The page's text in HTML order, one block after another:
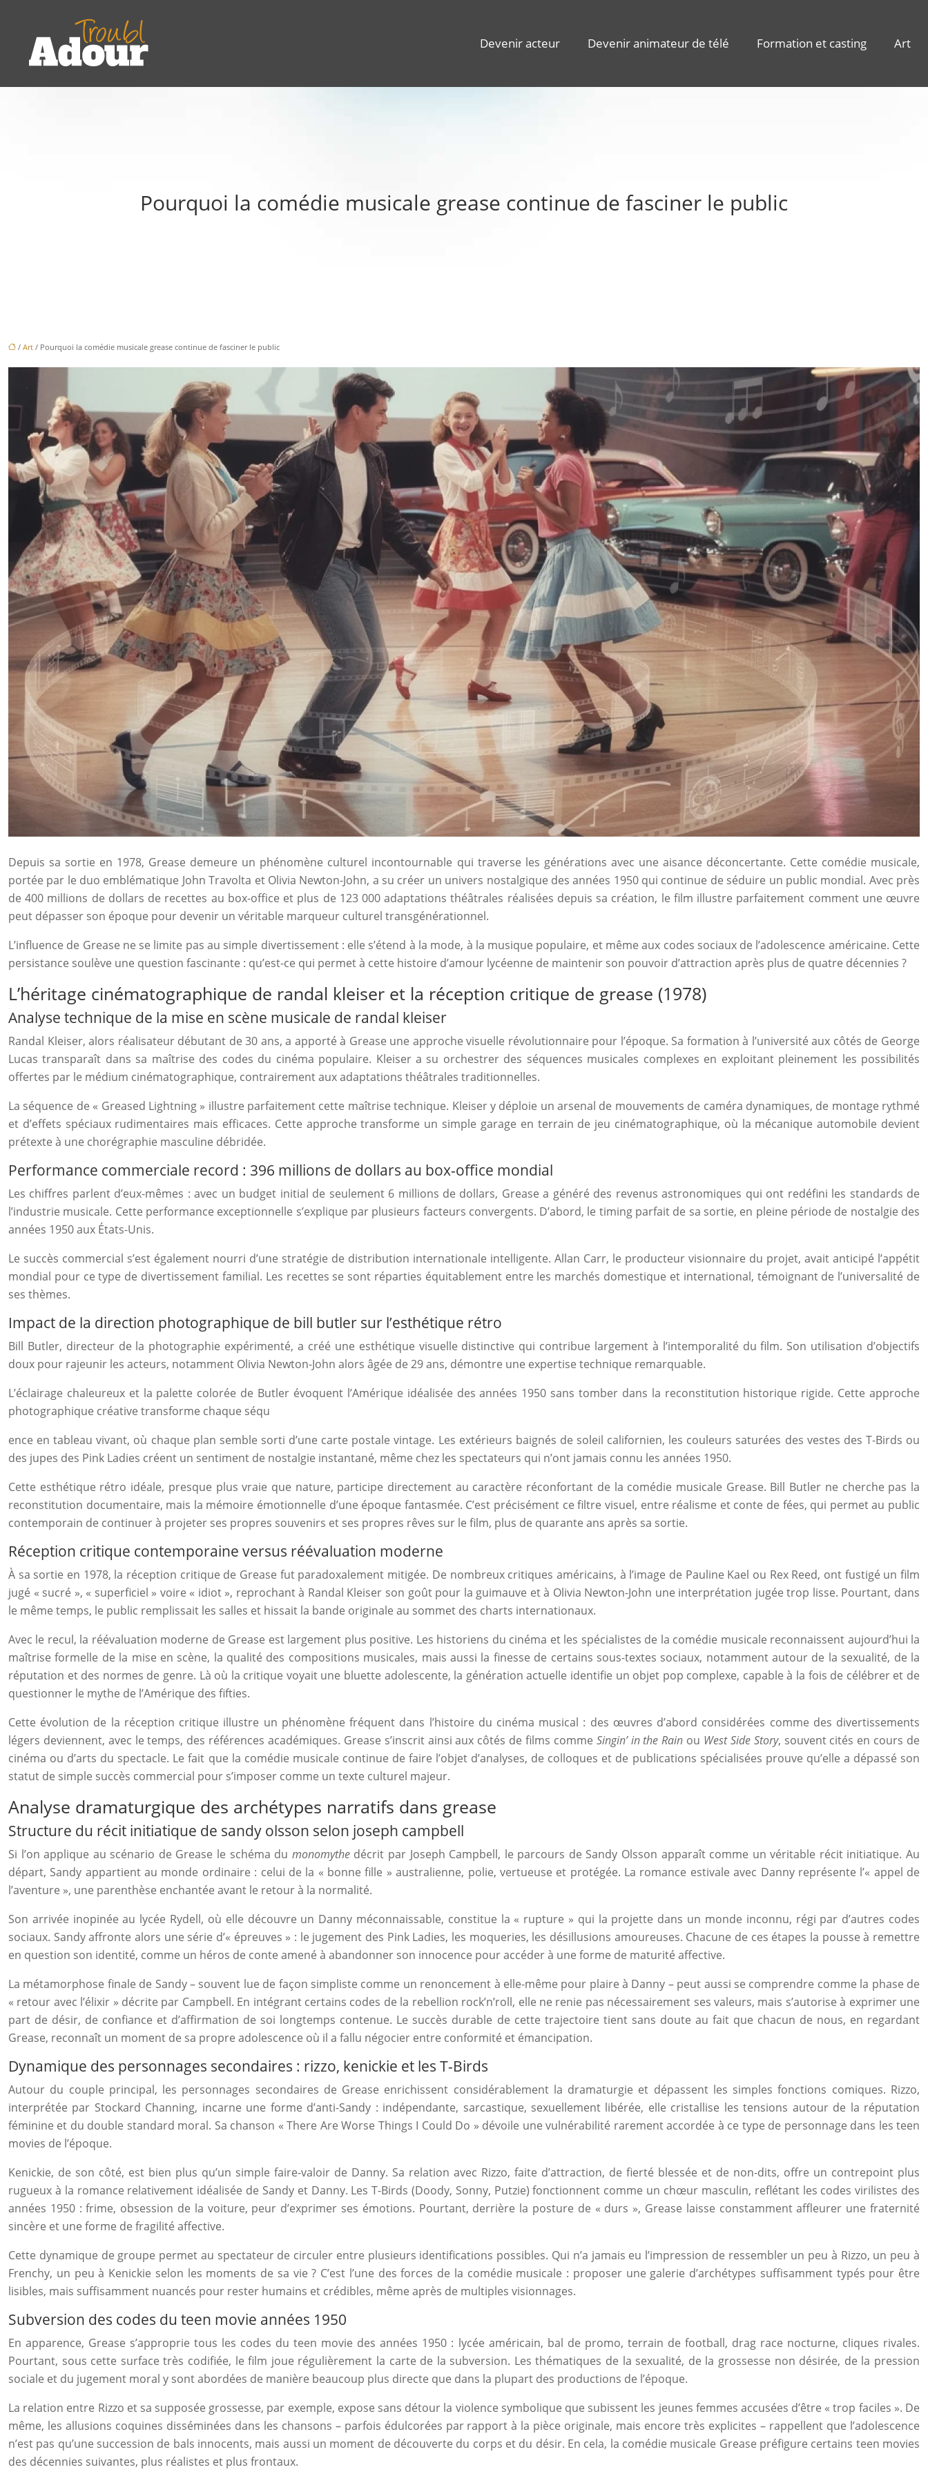
Devenir acteur Devenir animateur de télé Formation et casting Art
Pourquoi la comédie musicale grease continue de fasciner le public
/ Art / Pourquoi la comédie musicale grease continue de fasciner le public
Depuis sa sortie en 1978, Grease demeure un phénomène culturel incontournable qui traverse les générations avec une aisance déconcertante. Cette comédie musicale,
portée par le duo emblématique John Travolta et Olivia Newton-John, a su créer un univers nostalgique des années 1950 qui continue de séduire un public mondial. Avec près
de 400 millions de dollars de recettes au box-office et plus de 123 000 adaptations théâtrales réalisées depuis sa création, le film illustre parfaitement comment une œuvre
peut dépasser son époque pour devenir un véritable marqueur culturel transgénérationnel.
L’influence de Grease ne se limite pas au simple divertissement : elle s’étend à la mode, à la musique populaire, et même aux codes sociaux de l’adolescence américaine. Cette
persistance soulève une question fascinante : qu’est-ce qui permet à cette histoire d’amour lycéenne de maintenir son pouvoir d’attraction après plus de quatre décennies ?
L’héritage cinématographique de randal kleiser et la réception critique de grease (1978)
Analyse technique de la mise en scène musicale de randal kleiser
Randal Kleiser, alors réalisateur débutant de 30 ans, a apporté à Grease une approche visuelle révolutionnaire pour l’époque. Sa formation à l’université aux côtés de George
Lucas transparaît dans sa maîtrise des codes du cinéma populaire. Kleiser a su orchestrer des séquences musicales complexes en exploitant pleinement les possibilités
offertes par le médium cinématographique, contrairement aux adaptations théâtrales traditionnelles.
La séquence de « Greased Lightning » illustre parfaitement cette maîtrise technique. Kleiser y déploie un arsenal de mouvements de caméra dynamiques, de montage rythmé
et d’effets spéciaux rudimentaires mais efficaces. Cette approche transforme un simple garage en terrain de jeu cinématographique, où la mécanique automobile devient
prétexte à une chorégraphie masculine débridée.
Performance commerciale record : 396 millions de dollars au box-office mondial
Les chiffres parlent d’eux-mêmes : avec un budget initial de seulement 6 millions de dollars, Grease a généré des revenus astronomiques qui ont redéfini les standards de
l’industrie musicale. Cette performance exceptionnelle s’explique par plusieurs facteurs convergents. D’abord, le timing parfait de sa sortie, en pleine période de nostalgie des
années 1950 aux États-Unis.
Le succès commercial s’est également nourri d’une stratégie de distribution internationale intelligente. Allan Carr, le producteur visionnaire du projet, avait anticipé l’appétit
mondial pour ce type de divertissement familial. Les recettes se sont réparties équitablement entre les marchés domestique et international, témoignant de l’universalité de
ses thèmes.
Impact de la direction photographique de bill butler sur l’esthétique rétro
Bill Butler, directeur de la photographie expérimenté, a créé une esthétique visuelle distinctive qui contribue largement à l’intemporalité du film. Son utilisation d’objectifs
doux pour rajeunir les acteurs, notamment Olivia Newton-John alors âgée de 29 ans, démontre une expertise technique remarquable.
L’éclairage chaleureux et la palette colorée de Butler évoquent l’Amérique idéalisée des années 1950 sans tomber dans la reconstitution historique rigide. Cette approche
photographique créative transforme chaque séqu
ence en tableau vivant, où chaque plan semble sorti d’une carte postale vintage. Les extérieurs baignés de soleil californien, les couleurs saturées des vestes des T-Birds ou
des jupes des Pink Ladies créent un sentiment de nostalgie instantané, même chez les spectateurs qui n’ont jamais connu les années 1950.
Cette esthétique rétro idéale, presque plus vraie que nature, participe directement au caractère réconfortant de la comédie musicale Grease. Bill Butler ne cherche pas la
reconstitution documentaire, mais la mémoire émotionnelle d’une époque fantasmée. C’est précisément ce filtre visuel, entre réalisme et conte de fées, qui permet au public
contemporain de continuer à projeter ses propres souvenirs et ses propres rêves sur le film, plus de quarante ans après sa sortie.
Réception critique contemporaine versus réévaluation moderne
À sa sortie en 1978, la réception critique de Grease fut paradoxalement mitigée. De nombreux critiques américains, à l’image de Pauline Kael ou Rex Reed, ont fustigé un film
jugé « sucré », « superficiel » voire « idiot », reprochant à Randal Kleiser son goût pour la guimauve et à Olivia Newton-John une interprétation jugée trop lisse. Pourtant, dans
le même temps, le public remplissait les salles et hissait la bande originale au sommet des charts internationaux.
Avec le recul, la réévaluation moderne de Grease est largement plus positive. Les historiens du cinéma et les spécialistes de la comédie musicale reconnaissent aujourd’hui la
maîtrise formelle de la mise en scène, la qualité des compositions musicales, mais aussi la finesse de certains sous-textes sociaux, notamment autour de la sexualité, de la
réputation et des normes de genre. Là où la critique voyait une bluette adolescente, la génération actuelle identifie un objet pop complexe, capable à la fois de célébrer et de
questionner le mythe de l’Amérique des fifties.
Cette évolution de la réception critique illustre un phénomène fréquent dans l’histoire du cinéma musical : des œuvres d’abord considérées comme des divertissements
légers deviennent, avec le temps, des références académiques. Grease s’inscrit ainsi aux côtés de films comme Singin’ in the Rain ou West Side Story, souvent cités en cours de
cinéma ou d’arts du spectacle. Le fait que la comédie musicale continue de faire l’objet d’analyses, de colloques et de publications spécialisées prouve qu’elle a dépassé son
statut de simple succès commercial pour s’imposer comme un texte culturel majeur.
Analyse dramaturgique des archétypes narratifs dans grease
Structure du récit initiatique de sandy olsson selon joseph campbell
Si l’on applique au scénario de Grease le schéma du monomythedécrit par Joseph Campbell, le parcours de Sandy Olsson apparaît comme un véritable récit initiatique. Au
départ, Sandy appartient au monde ordinaire : celui de la « bonne fille » australienne, polie, vertueuse et protégée. La romance estivale avec Danny représente l’« appel de
l’aventure », une parenthèse enchantée avant le retour à la normalité.
Son arrivée inopinée au lycée Rydell, où elle découvre un Danny méconnaissable, constitue la « rupture » qui la projette dans un monde inconnu, régi par d’autres codes
sociaux. Sandy affronte alors une série d’« épreuves » : le jugement des Pink Ladies, les moqueries, les désillusions amoureuses. Chacune de ces étapes la pousse à remettre
en question son identité, comme un héros de conte amené à abandonner son innocence pour accéder à une forme de maturité affective.
La métamorphose finale de Sandy – souvent lue de façon simpliste comme un renoncement à elle-même pour plaire à Danny – peut aussi se comprendre comme la phase de
« retour avec l’élixir » décrite par Campbell. En intégrant certains codes de la rebellion rock’n’roll, elle ne renie pas nécessairement ses valeurs, mais s’autorise à exprimer une
part de désir, de confiance et d’affirmation de soi longtemps contenue. Le succès durable de cette trajectoire tient sans doute au fait que chacun de nous, en regardant
Grease, reconnaît un moment de sa propre adolescence où il a fallu négocier entre conformité et émancipation.
Dynamique des personnages secondaires : rizzo, kenickie et les T-Birds
Autour du couple principal, les personnages secondaires de Grease enrichissent considérablement la dramaturgie et dépassent les simples fonctions comiques. Rizzo,
interprétée par Stockard Channing, incarne une forme d’anti-Sandy : indépendante, sarcastique, sexuellement libérée, elle cristallise les tensions autour de la réputation
féminine et du double standard moral. Sa chanson « There Are Worse Things I Could Do » dévoile une vulnérabilité rarement accordée à ce type de personnage dans les teen
movies de l’époque.
Kenickie, de son côté, est bien plus qu’un simple faire-valoir de Danny. Sa relation avec Rizzo, faite d’attraction, de fierté blessée et de non-dits, offre un contrepoint plus
rugueux à la romance relativement idéalisée de Sandy et Danny. Les T-Birds (Doody, Sonny, Putzie) fonctionnent comme un chœur masculin, reflétant les codes virilistes des
années 1950 : frime, obsession de la voiture, peur d’exprimer ses émotions. Pourtant, derrière la posture de « durs », Grease laisse constamment affleurer une fraternité
sincère et une forme de fragilité affective.
Cette dynamique de groupe permet au spectateur de circuler entre plusieurs identifications possibles. Qui n’a jamais eu l’impression de ressembler un peu à Rizzo, un peu à
Frenchy, un peu à Kenickie selon les moments de sa vie ? C’est l’une des forces de la comédie musicale : proposer une galerie d’archétypes suffisamment typés pour être
lisibles, mais suffisamment nuancés pour rester humains et crédibles, même après de multiples visionnages.
Subversion des codes du teen movie années 1950
En apparence, Grease s’approprie tous les codes du teen movie des années 1950 : lycée américain, bal de promo, terrain de football, drag race nocturne, cliques rivales.
Pourtant, sous cette surface très codifiée, le film joue régulièrement la carte de la subversion. Les thématiques de la sexualité, de la grossesse non désirée, de la pression
sociale et du jugement moral y sont abordées de manière beaucoup plus directe que dans la plupart des productions de l’époque.
La relation entre Rizzo et sa supposée grossesse, par exemple, expose sans détour la violence symbolique que subissent les jeunes femmes accusées d’être « trop faciles ». De
même, les allusions coquines disséminées dans les chansons – parfois édulcorées par rapport à la pièce originale, mais encore très explicites – rappellent que l’adolescence
n’est pas qu’une succession de bals innocents, mais aussi un moment de découverte du corps et du désir. En cela, la comédie musicale Grease préfigure certains teen movies
des décennies suivantes, plus réalistes et plus frontaux.